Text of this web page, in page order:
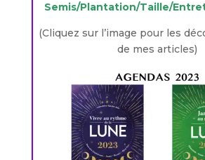
Semis/Plantation/Taille/
(Cliquez sur l’image pour les
de mes articles)